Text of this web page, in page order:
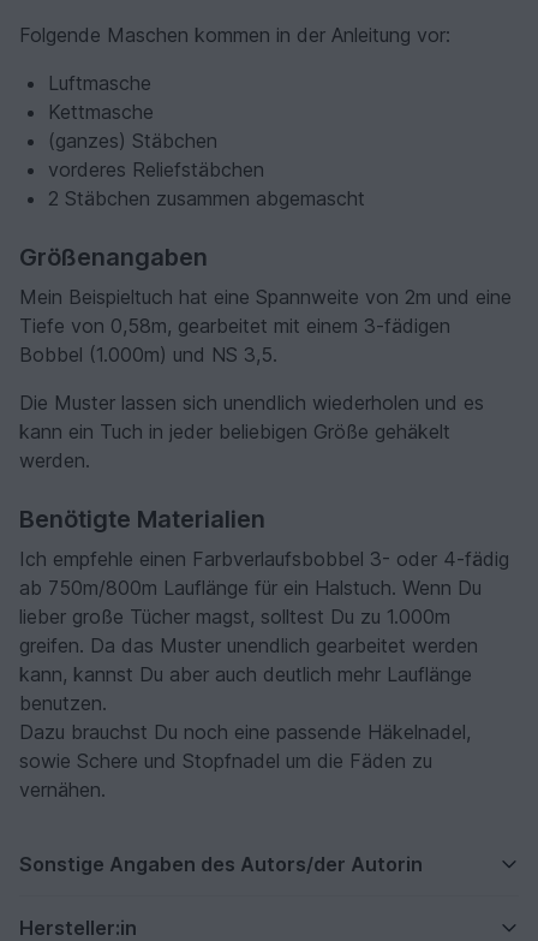
Folgende Maschen kommen in der Anleitung vor:
Luftmasche
Kettmasche
(ganzes) Stäbchen
vorderes Reliefstäbchen
2 Stäbchen zusammen abgemascht
Größenangaben
Mein Beispieltuch hat eine Spannweite von 2m und eine
Tiefe von 0,58m, gearbeitet mit einem 3-fädigen
Bobbel (1.000m) und NS 3,5.
Die Muster lassen sich unendlich wiederholen und es
kann ein Tuch in jeder beliebigen Größe gehäkelt
werden.
Benötigte Materialien
Ich empfehle einen Farbverlaufsbobbel 3- oder 4-fädig
ab 750m/800m Lauflänge für ein Halstuch. Wenn Du
lieber große Tücher magst, solltest Du zu 1.000m
greifen. Da das Muster unendlich gearbeitet werden
kann, kannst Du aber auch deutlich mehr Lauflänge
benutzen.
Dazu brauchst Du noch eine passende Häkelnadel,
sowie Schere und Stopfnadel um die Fäden zu
vernähen.
Sonstige Angaben des Autors/der Autorin
Hersteller:in